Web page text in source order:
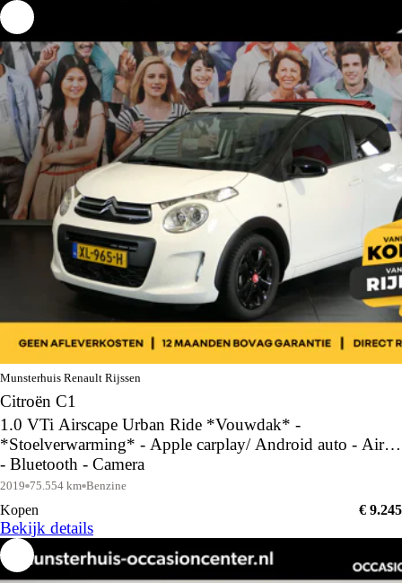
Munsterhuis Renault Rijssen
Citroën C1
1.0 VTi Airscape Urban Ride *Vouwdak* -
*Stoelverwarming* - Apple carplay/ Android auto - Airco
- Bluetooth - Camera
2019 75.554 km Benzine
Kopen € 9.245
Bekijk details